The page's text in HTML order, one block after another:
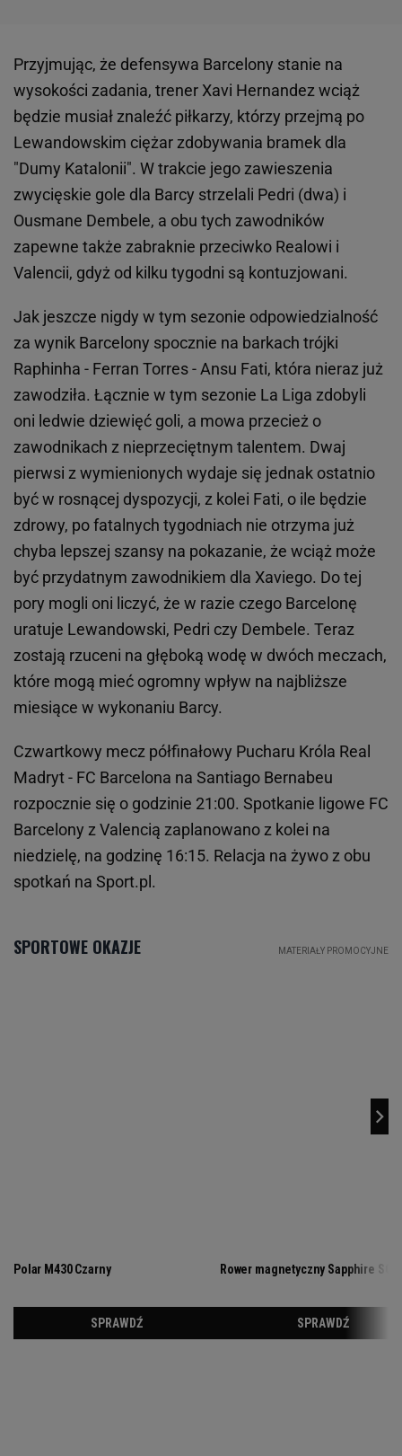
Przyjmując, że defensywa Barcelony stanie na
wysokości zadania, trener Xavi Hernandez wciąż
będzie musiał znaleźć piłkarzy, którzy przejmą po
Lewandowskim ciężar zdobywania bramek dla
"Dumy Katalonii". W trakcie jego zawieszenia
zwycięskie gole dla Barcy strzelali Pedri (dwa) i
Ousmane Dembele, a obu tych zawodników
zapewne także zabraknie przeciwko Realowi i
Valencii, gdyż od kilku tygodni są kontuzjowani.
Jak jeszcze nigdy w tym sezonie odpowiedzialność
za wynik Barcelony spocznie na barkach trójki
Raphinha - Ferran Torres - Ansu Fati, która nieraz już
zawodziła. Łącznie w tym sezonie La Liga zdobyli
oni ledwie dziewięć goli, a mowa przecież o
zawodnikach z nieprzeciętnym talentem. Dwaj
pierwsi z wymienionych wydaje się jednak ostatnio
być w rosnącej dyspozycji, z kolei Fati, o ile będzie
zdrowy, po fatalnych tygodniach nie otrzyma już
chyba lepszej szansy na pokazanie, że wciąż może
być przydatnym zawodnikiem dla Xaviego. Do tej
pory mogli oni liczyć, że w razie czego Barcelonę
uratuje Lewandowski, Pedri czy Dembele. Teraz
zostają rzuceni na głęboką wodę w dwóch meczach,
które mogą mieć ogromny wpływ na najbliższe
miesiące w wykonaniu Barcy.
Czwartkowy mecz półfinałowy Pucharu Króla Real
Madryt - FC Barcelona na Santiago Bernabeu
rozpocznie się o godzinie 21:00. Spotkanie ligowe FC
Barcelony z Valencią zaplanowano z kolei na
niedzielę, na godzinę 16:15. Relacja na żywo z obu
spotkań na Sport.pl.